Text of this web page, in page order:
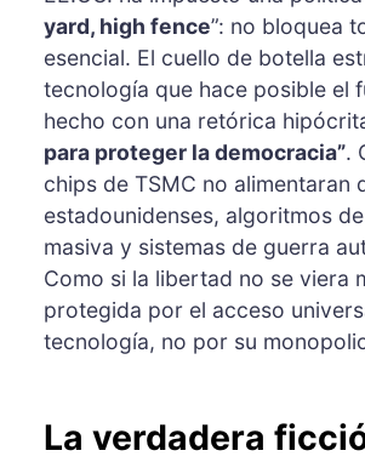
yard, high fence”: no bloquea
esencial. El cuello de botella
tecnología que hace posible el
hecho con una retórica
para proteger la democracia”.
chips de TSMC no alimentaran
estadounidenses, algoritmos
masiva y sistemas de guerra
Como si la libertad no se viera
protegida por el acceso
tecnología, no por su
La verdadera